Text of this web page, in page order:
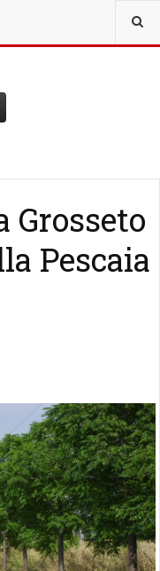
Ok
Grosseto
Pescaia